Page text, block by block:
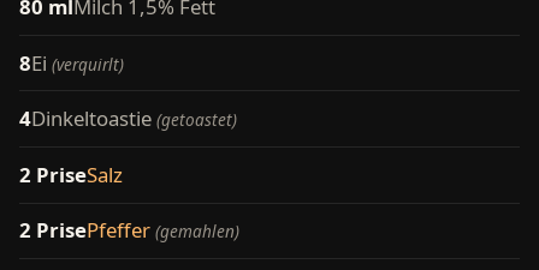
80 mlMilch 1,5% Fett
8Ei (verquirlt)
4Dinkeltoastie (getoastet)
2 PriseSalz
2 PrisePfeffer (gemahlen)